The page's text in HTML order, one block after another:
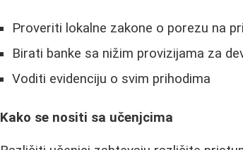
Proveriti lokalne zakone o porezu na
Birati banke sa nižim provizijama za
Voditi evidenciju o svim prihodima
Kako se nositi sa učenjcima